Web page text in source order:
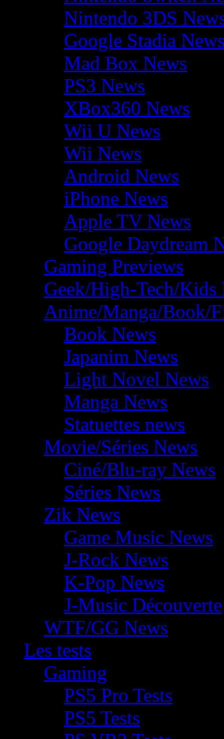
Nintendo 3DS
Google Stadia
Mad Box News
PS3 News
XBox360 News
Wii U News
Wii News
Android News
iPhone News
Apple TV News
Google Daydream
Gaming Previews
Geek/High-Tech/Kids
Anime/Manga/Book/
Book News
Japanim News
Light Novel News
Manga News
Statuettes news
Movie/Séries News
Ciné/Blu-ray News
Séries News
Zik News
Game Music News
J-Rock News
K-Pop News
J-Music Découverte
WTF/GG News
Les tests
Gaming
PS5 Pro Tests
PS5 Tests